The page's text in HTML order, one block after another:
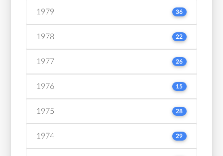
1979 36
1978 22
1977 26
1976 15
1975 28
1974 29